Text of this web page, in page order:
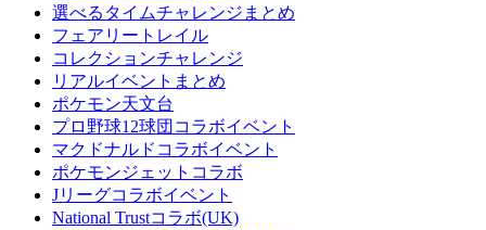
選べるタイムチャレンジまとめ
フェアリートレイル
コレクションチャレンジ
リアルイベントまとめ
ポケモン天文台
プロ野球12球団コラボイベント
マクドナルドコラボイベント
ポケモンジェットコラボ
Jリーグコラボイベント
National Trustコラボ(UK)